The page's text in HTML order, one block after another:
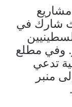
شارك في
وفي مطلع
تدعي
منبر